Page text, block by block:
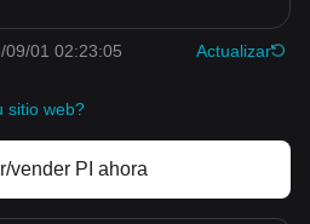
09/01 02:23:05
Actualizar
sitio web?
vender PI ahora